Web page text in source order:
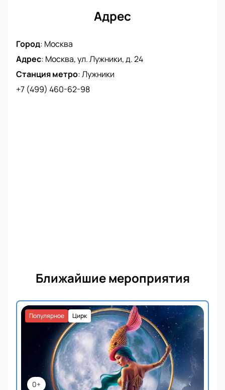
Адрес
Город: Москва
Адрес: Москва, ул. Лужники, д. 24
Станция метро:Лужники
+7 (499) 460-62-98
Ближайшие мероприятия
0+
Цирк
Популярное